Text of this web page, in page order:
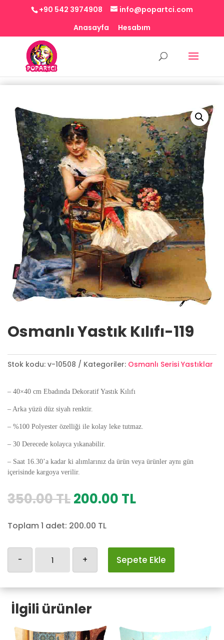
+90 542 3974908
info@popartci.com
Anasayfa
Hesabım
Osmanlı Yastık Kılıfı-119
Stok kodu: v-10508 Kategoriler: Osmanlı Serisi Yastıklar
– 40×40 cm Ebadında Dekoratif Yastık Kılıfı
– Arka yüzü düz siyah renktir.
– %100 Polyester özelliği ile kolay leke tutmaz.
– 30 Derecede kolayca yıkanabilir.
– Saat 16.30’a kadar ki alımlarınız da ürün veya ürünler aynı gün
içerisinde kargoya verilir.
350.00TLOrijinal
350.00 TL.
200.00 TLŞu
Toplam 1 adet: 200.00 TL
-
adet
+ Sepete Ekle
İlgili ürünler